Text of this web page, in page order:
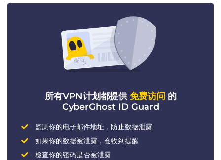
所有VPN计划都提供免费访问 的
CyberGhost ID Guard
监测你的电子邮件地址，防止数据泄露
如果你的数据被泄露，会收到提醒
检查你的密码是否被泄露